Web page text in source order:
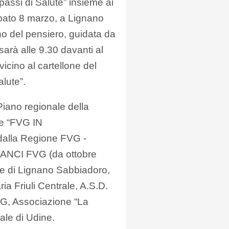
8 marzo, a Lignano
del pensiero, guidata da
alle 9.30 davanti al
al cartellone del
regionale della
“FVG IN
Regione FVG -
FVG (da ottobre
di Lignano Sabbiadoro,
Friuli Centrale, A.S.D.
Associazione “La
di Udine.